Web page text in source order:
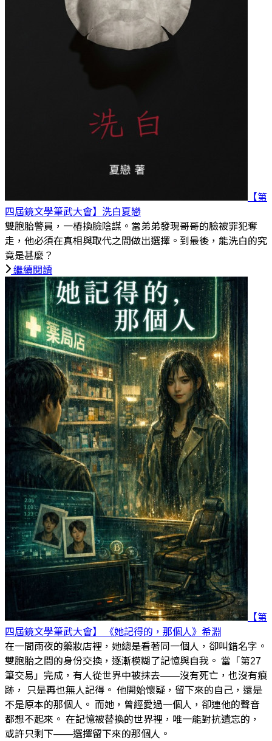
【第
四屆鏡文學筆武大會】洗白夏戀
雙胞胎警員，一樁換臉陰謀。當弟弟發現哥哥的臉被罪犯奪
走，他必須在真相與取代之間做出選擇。到最後，能洗白的究
竟是甚麼？
繼續閱讀
【第
四屆鏡文學筆武大會】 《她記得的，那個人》 希淵
在一間雨夜的藥妝店裡，她總是看著同一個人，卻叫錯名字。
雙胞胎之間的身份交換，逐漸模糊了記憶與自我。 當「第27
筆交易」完成，有人從世界中被抹去——沒有死亡，也沒有痕
跡， 只是再也無人記得。 他開始懷疑，留下來的自己，還是
不是原本的那個人。 而她，曾經愛過一個人，卻連他的聲音
都想不起來。 在記憶被替換的世界裡，唯一能對抗遺忘的，
或許只剩下——選擇留下來的那個人。